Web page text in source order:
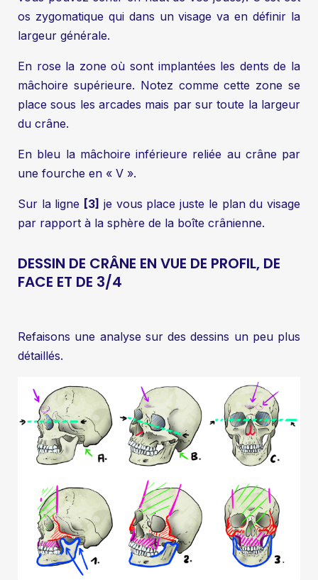
os zygomatique qui dans un visage va en définir la
largeur générale.
En rose la zone où sont implantées les dents de la
mâchoire supérieure. Notez comme cette zone se
place sous les arcades mais par sur toute la largeur
du crâne.
En bleu la mâchoire inférieure reliée au crâne par
une fourche en « V ».
Sur la ligne [3] je vous place juste le plan du visage
par rapport à la sphère de la boîte crânienne.
DESSIN DE CRÂNE EN VUE DE PROFIL, DE
FACE ET DE 3/4
Refaisons une analyse sur des dessins un peu plus
détaillés.